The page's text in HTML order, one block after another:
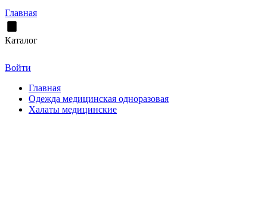
Главная
Каталог
Войти
Главная
Одежда медицинская одноразовая
Халаты медицинские